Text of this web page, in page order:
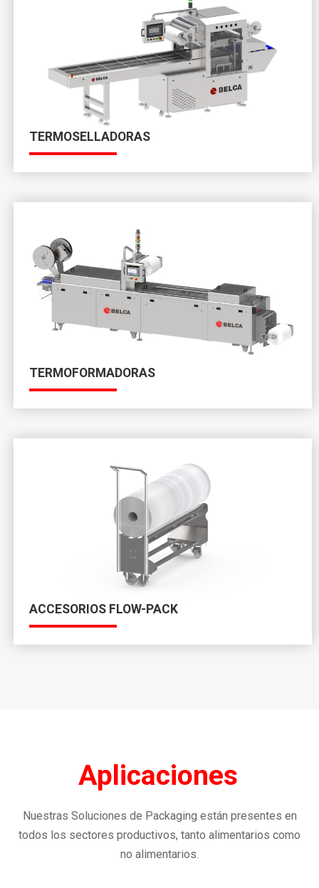
TERMOSELLADORAS
TERMOFORMADORAS
ACCESORIOS FLOW-PACK
Aplicaciones
Nuestras Soluciones de Packaging están presentes en
todos los sectores productivos, tanto alimentarios como
no alimentarios.